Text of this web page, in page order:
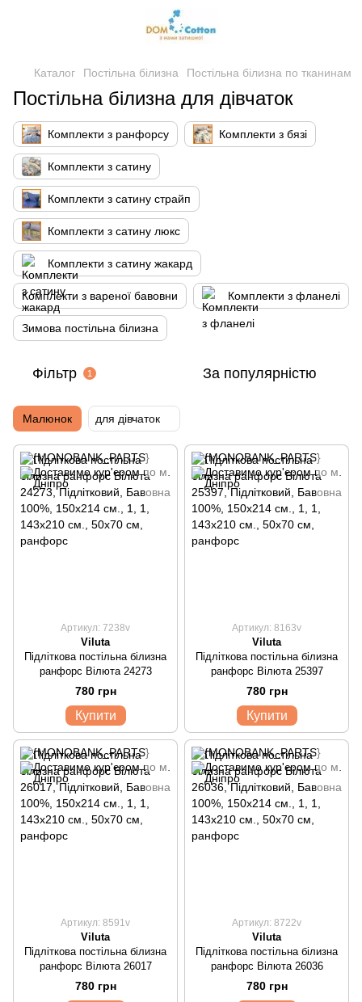
Каталог Постільна білизна Постільна білизна по тканинам
Постільна білизна для дівчаток
Комплекти з ранфорсу Комплекти з бязі
Комплекти з сатину
Комплекти з сатину страйп
Комплекти з сатину люкс
Комплекти з сатину жакард
Комплекти з вареної бавовни Комплекти з фланелі
Зимова постільна білизна
Фільтр 1 За популярністю
Малюнок для дівчаток
Артикул: 7238v
Viluta
Підліткова постільна білизна
ранфорс Вілюта 24273
780 грн
Купити
Артикул: 8163v
Viluta
Підліткова постільна білизна
ранфорс Вілюта 25397
780 грн
Купити
Артикул: 8591v
Viluta
Підліткова постільна білизна
ранфорс Вілюта 26017
780 грн
Артикул: 8722v
Viluta
Підліткова постільна білизна
ранфорс Вілюта 26036
780 грн